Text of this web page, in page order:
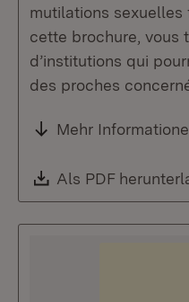
mutilations sexuelles
cette brochure, vous
d’institutions qui
des proches
Mehr
Download:
Als PDF